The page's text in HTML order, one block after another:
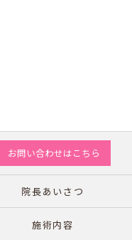
お問い合わせはこちら
院長あいさつ
施術内容